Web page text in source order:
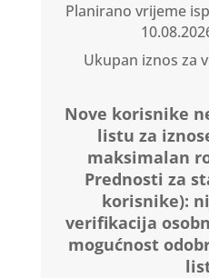
Planirano vrijeme
Ukupan iznos za
Nove korisnike
listu za
maksimalan
Prednosti za
korisnike):
verifikacija
mogućnost